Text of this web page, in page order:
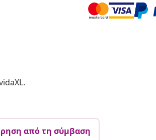
από τη σύμβαση